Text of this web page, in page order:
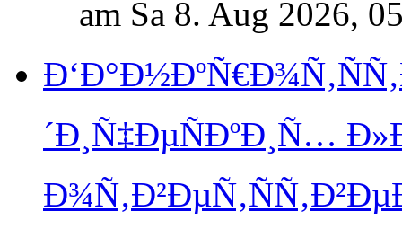
am Sa 8. Aug 2026,
´Ð¸Ñ‡ÐµÑÐºÐ¸Ñ…